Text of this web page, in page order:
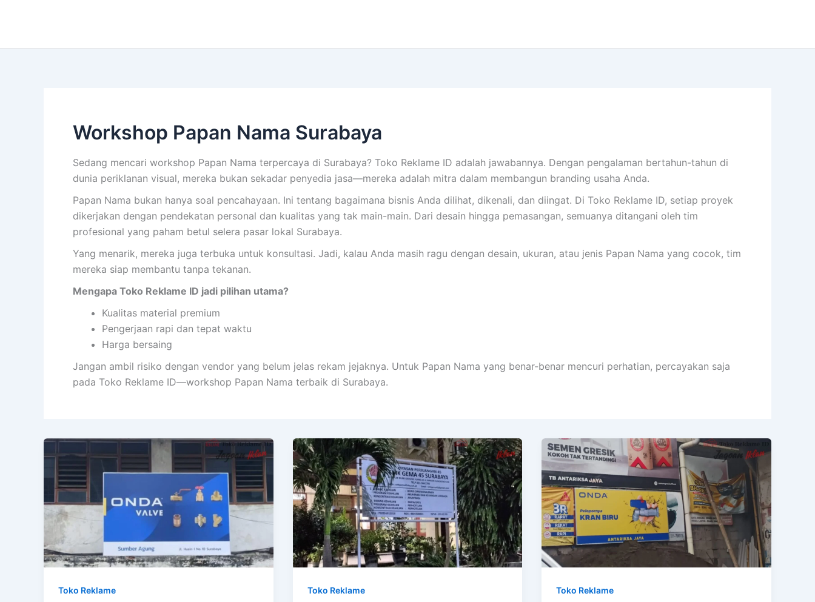
Workshop Papan Nama Surabaya
Sedang mencari workshop Papan Nama terpercaya di Surabaya? Toko Reklame ID adalah jawabannya. Dengan pengalaman bertahun-tahun di
dunia periklanan visual, mereka bukan sekadar penyedia jasa—mereka adalah mitra dalam membangun branding usaha Anda.
Papan Nama bukan hanya soal pencahayaan. Ini tentang bagaimana bisnis Anda dilihat, dikenali, dan diingat. Di Toko Reklame ID, setiap proyek
dikerjakan dengan pendekatan personal dan kualitas yang tak main-main. Dari desain hingga pemasangan, semuanya ditangani oleh tim
profesional yang paham betul selera pasar lokal Surabaya.
Yang menarik, mereka juga terbuka untuk konsultasi. Jadi, kalau Anda masih ragu dengan desain, ukuran, atau jenis Papan Nama yang cocok, tim
mereka siap membantu tanpa tekanan.
Mengapa Toko Reklame ID jadi pilihan utama?
Kualitas material premium
Pengerjaan rapi dan tepat waktu
Harga bersaing
Jangan ambil risiko dengan vendor yang belum jelas rekam jejaknya. Untuk Papan Nama yang benar-benar mencuri perhatian, percayakan saja
pada Toko Reklame ID—workshop Papan Nama terbaik di Surabaya.
Toko Reklame Toko Reklame Toko Reklame